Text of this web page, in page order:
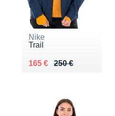
Nike
Trail
250 €
Au lieu de 250 €
165 €
Vendu 165 €